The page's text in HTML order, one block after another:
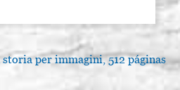
per immagini, 512 páginas